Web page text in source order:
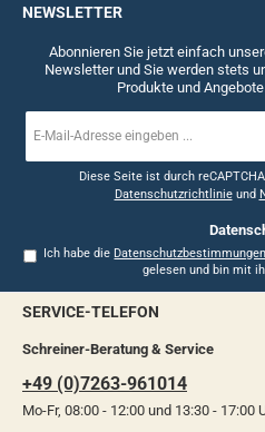
NEWSLETTER
Abonnieren Sie jetzt einfach
Newsletter und Sie werden stets
Produkte und
Mail-
Diese Seite ist durch
Datenschutzrichtlinieund
Ich habe die Datenschutzbestimmungen
gelesen und bin mit
SERVICE-TELEFON
Schreiner-Beratung & Service
+49 (0)7263-961014
Mo-Fr, 08:00 - 12:00 und 13:30 - 17:00